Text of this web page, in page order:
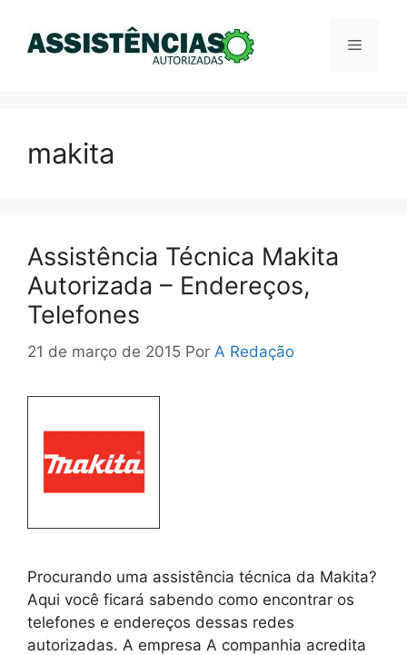
Menu
makita
Assistência Técnica Makita
Autorizada – Endereços,
Telefones
21 de março de 2015 Por A Redação
Procurando uma assistência técnica da Makita?
Aqui você ficará sabendo como encontrar os
telefones e endereços dessas redes
autorizadas. A empresa A companhia acredita